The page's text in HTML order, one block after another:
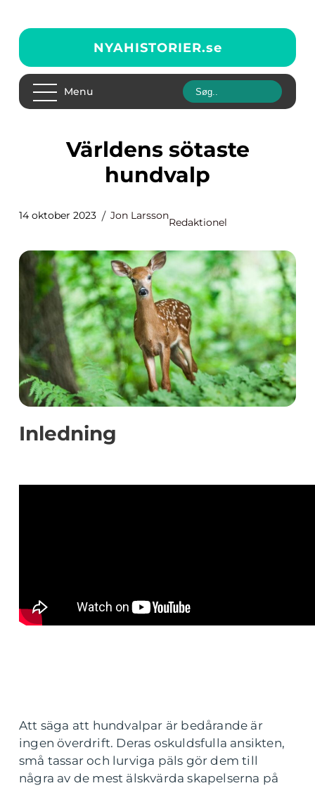
NYAHISTORIER.se
Menu
Världens sötaste
hundvalp
14 oktober 2023 Jon Larsson
Redaktionel
Inledning
Att säga att hundvalpar är bedårande är
ingen överdrift. Deras oskuldsfulla ansikten,
små tassar och lurviga päls gör dem till
några av de mest älskvärda skapelserna på